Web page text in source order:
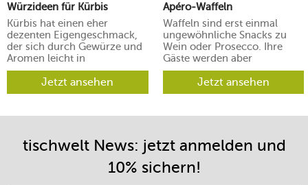
Würzideen für Kürbis
Kürbis hat einen eher
dezenten Eigengeschmack,
der sich durch Gewürze und
Aromen leicht in
verschiedene Richtungen
lenken lässt.Jetzt ansehen
Apéro-Waffeln
Waffeln sind erst einmal
ungewöhnliche Snacks zu
Wein oder Prosecco. Ihre
Gäste werden aber
begeistert sein.
Jetzt ansehen
tischwelt News: jetzt anmelden und
10% sichern!